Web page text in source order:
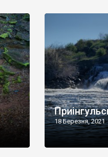
18 Березня, 2021